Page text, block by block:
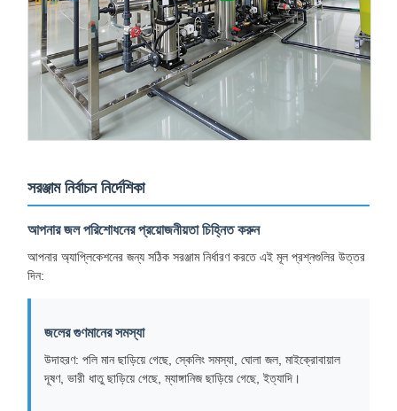
সরঞ্জাম নির্বাচন নির্দেশিকা
আপনার জল পরিশোধনের প্রয়োজনীয়তা চিহ্নিত করুন
আপনার অ্যাপ্লিকেশনের জন্য সঠিক সরঞ্জাম নির্ধারণ করতে এই মূল প্রশ্নগুলির উত্তর
দিন:
জলের গুণমানের সমস্যা
উদাহরণ: পলি মান ছাড়িয়ে গেছে, স্কেলিং সমস্যা, ঘোলা জল, মাইক্রোবায়াল
দূষণ, ভারী ধাতু ছাড়িয়ে গেছে, ম্যাঙ্গানিজ ছাড়িয়ে গেছে, ইত্যাদি।